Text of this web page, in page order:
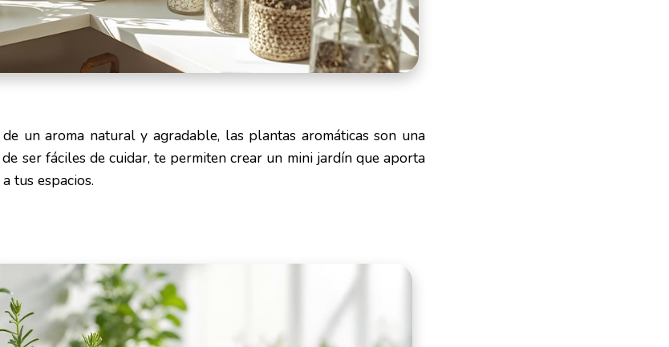
un aroma natural y agradable, las plantas aromáticas son una
ser fáciles de cuidar, te permiten crear un mini jardín que aporta
tus espacios.